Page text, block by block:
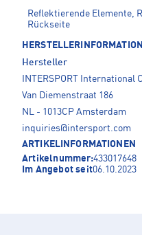
Reflektierende Elemente,
Rückseite
Hersteller
INTERSPORT International
Van Diemenstraat 186
NL - 1013CP Amsterdam
inquiries@intersport.com
ARTIKELINFORMATIONEN
Artikelnummer:433017648
Im Angebot seit06.10.2023